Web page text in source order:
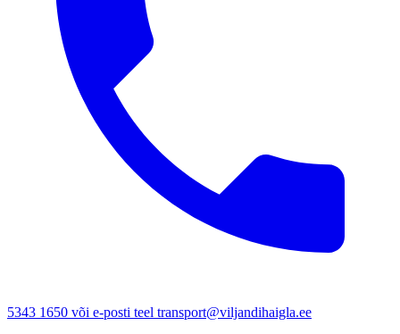
5343 1650 või e-posti teel transport@viljandihaigla.ee